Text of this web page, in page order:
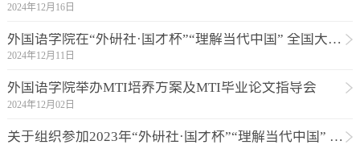
2024年12月16日
外国语学院在“外研社·国才杯”“理解当代中国” 全国大学生外语能力大赛全国总决赛中喜获佳绩
2024年12月11日
外国语学院举办MTI培养方案及MTI毕业论文指导会
2024年12月02日
关于组织参加2023年“外研社·国才杯”“理解当代中国” 全国大学生外语能力大赛英语组赛事的通知